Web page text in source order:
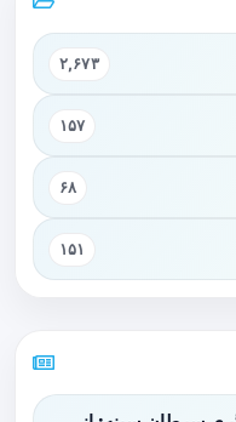
۲,۶۷۳
۱۵۷
۶۸
۱۵۱